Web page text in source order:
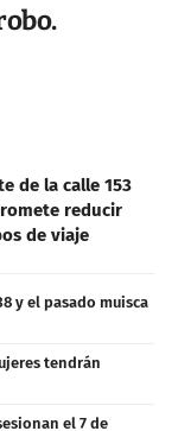
de la calle 153
reducir
de viaje
y el pasado muisca
tendrán
el 7 de